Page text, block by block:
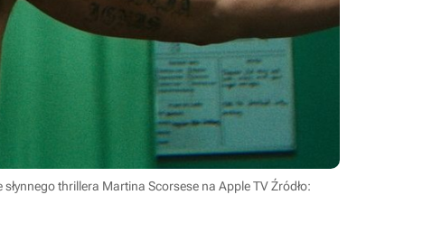
thrillera Martina Scorsese na Apple TVŹródło: